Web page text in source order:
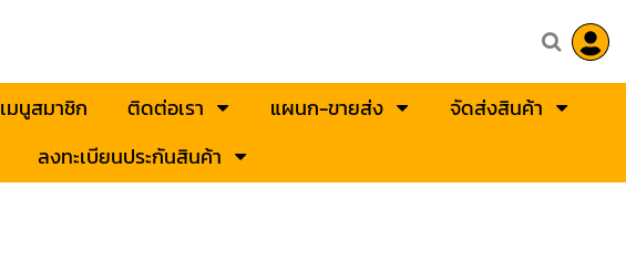
เมนูสมาชิก ติดต่อเรา แผนก-ขายส่ง
จัดส่งสินค้า
ลงทะเบียนประกันสินค้า